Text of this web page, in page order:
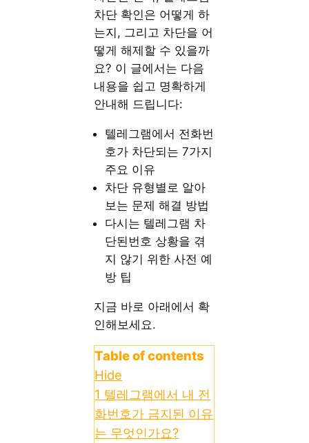
차단 확인은 어떻게 하
는지, 그리고 차단을 어
떻게 해제할 수 있을까
요? 이 글에서는 다음
내용을 쉽고 명확하게
안내해 드립니다:
텔레그램에서 전화번
호가 차단되는 7가지
주요 이유
차단 유형별로 알아
보는 문제 해결 방법
다시는 텔레그램 차
단된번호 상황을 겪
지 않기 위한 사전 예
방 팁
지금 바로 아래에서 확
인해보세요.
Table of contents
Hide
1 텔레그램에서 내 전
화번호가 금지된 이유
는 무엇인가요?